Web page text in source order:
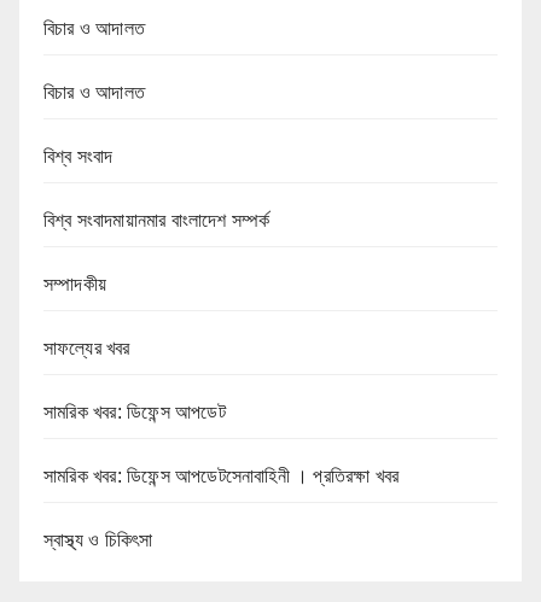
বিচার ও আদালত
বিচার ও আদালত
বিশ্ব সংবাদ
বিশ্ব সংবাদমায়ানমার বাংলাদেশ সম্পর্ক
সম্পাদকীয়
সাফল্যের খবর
সামরিক খবর: ডিফেন্স আপডেট
সামরিক খবর: ডিফেন্স আপডেটসেনাবাহিনী । প্রতিরক্ষা খবর
স্বাস্থ্য ও চিকিৎসা